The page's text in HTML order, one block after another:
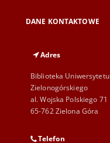
DANE KONTAKTOWE
Adres
Biblioteka Uniwersytetu
Zielonogórskiego
al. Wojska Polskiego 71
65-762 Zielona Góra
Telefon